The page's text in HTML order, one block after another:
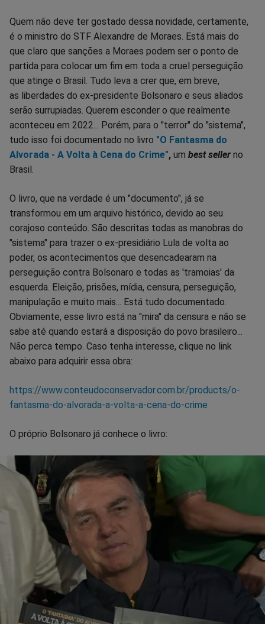
Quem não deve ter gostado dessa novidade, certamente,
é o ministro do STF Alexandre de Moraes. Está mais do
que claro que sanções a Moraes podem ser o ponto de
partida para colocar um fim em toda a cruel perseguição
que atinge o Brasil. Tudo leva a crer que, em breve,
as liberdades do ex-presidente Bolsonaro e seus aliados
serão surrupiadas. Querem esconder o que realmente
aconteceu em 2022... Porém, para o "terror" do "sistema",
tudo isso foi documentado no livro "O Fantasma do
Alvorada - A Volta à Cena do Crime", um best seller no
Brasil.
O livro, que na verdade é um "documento", já se
transformou em um arquivo histórico, devido ao seu
corajoso conteúdo. São descritas todas as manobras do
"sistema" para trazer o ex-presidiário Lula de volta ao
poder, os acontecimentos que desencadearam na
perseguição contra Bolsonaro e todas as 'tramoias' da
esquerda. Eleição, prisões, mídia, censura, perseguição,
manipulação e muito mais... Está tudo documentado.
Obviamente, esse livro está na "mira" da censura e não se
sabe até quando estará a disposição do povo brasileiro...
Não perca tempo. Caso tenha interesse, clique no link
abaixo para adquirir essa obra:
https://www.conteudoconservador.com.br/products/o-
fantasma-do-alvorada-a-volta-a-cena-do-crime
O próprio Bolsonaro já conhece o livro: